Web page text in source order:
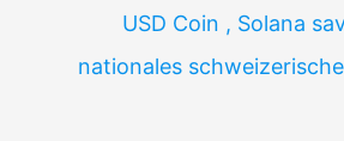
USD Coin , Solana
nationales